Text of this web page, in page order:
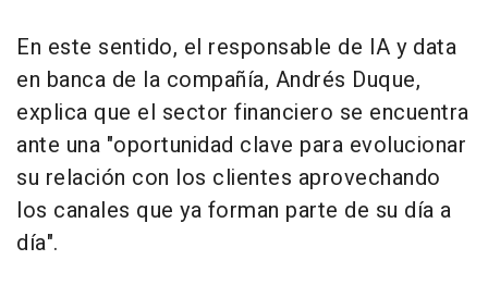
En este sentido, el responsable de IA y data
en banca de la compañía, Andrés Duque,
explica que el sector financiero se encuentra
ante una "oportunidad clave para evolucionar
su relación con los clientes aprovechando
los canales que ya forman parte de su día a
día".